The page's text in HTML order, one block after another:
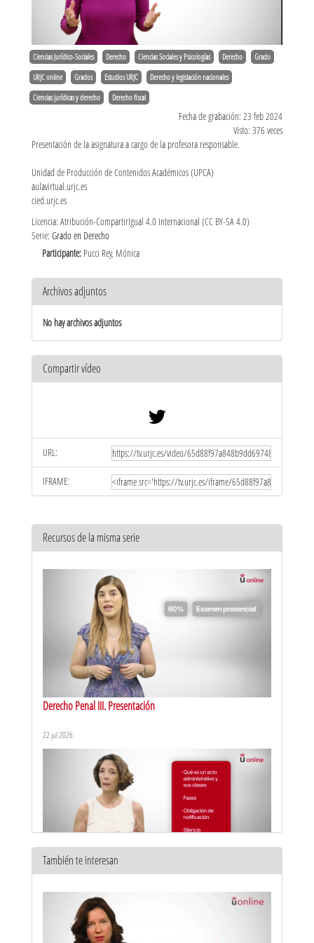
Ciencias Jurídico-Sociales Derecho Ciencias Sociales y Psicologías Derecho Grado
URJC online Grados Estudios URJC Derecho y legislación nacionales
Ciencias jurídicas y derecho Derecho fiscal
Fecha de grabación: 23 feb 2024
Visto: 376 veces
Presentación de la asignatura a cargo de la profesora responsable.
Unidad de Producción de Contenidos Académicos (UPCA)
aulavirtual.urjc.es
cied.urjc.es
Licencia: Atribución-CompartirIgual 4.0 Internacional (CC BY-SA 4.0)
Serie: Grado en Derecho
Participante: Pucci Rey, Mónica
Archivos adjuntos
No hay archivos adjuntos
Compartir vídeo
URL:
IFRAME:
Recursos de la misma serie
Derecho Penal III. Presentación
22 jul 2026
También te interesan